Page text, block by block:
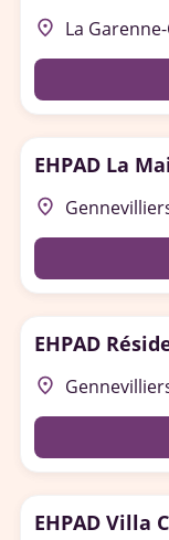
place La
EHPAD La
place
EHPAD
place
EHPAD Villa